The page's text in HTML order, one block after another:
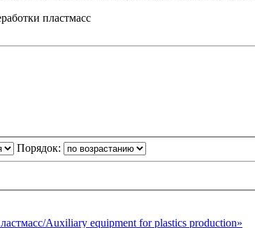
пластмасс
Порядок:
Auxiliary equipment for plastics production»